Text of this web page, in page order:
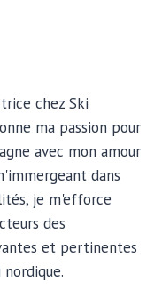
chez Ski
ma passion pour
avec mon amour
dans
je m'efforce
des
et pertinentes